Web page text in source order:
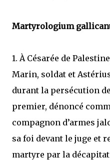
Martyrologium
1. À Césarée de
Marin, soldat et
durant la persécution
premier, dénoncé
compagnon d’armes
sa foi devant le juge et
martyre par la